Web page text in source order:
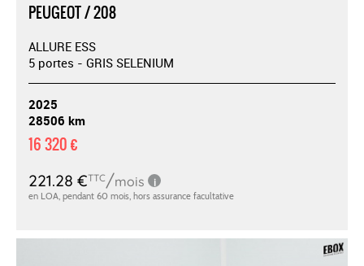
PEUGEOT / 208
ALLURE ESS
5 portes - GRIS SELENIUM
2025
28506 km
16 320 €